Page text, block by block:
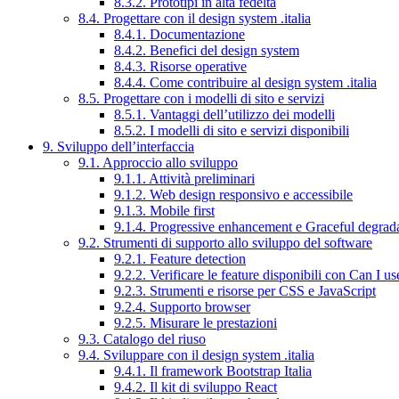
8.4. Progettare con il design system .italia
8.4.1. Documentazione
8.4.2. Benefici del design system
8.4.3. Risorse operative
8.4.4. Come contribuire al design system .italia
8.5. Progettare con i modelli di sito e servizi
8.5.1. Vantaggi dell’utilizzo dei modelli
8.5.2. I modelli di sito e servizi disponibili
9. Sviluppo dell’interfaccia
9.1. Approccio allo sviluppo
9.1.1. Attività preliminari
9.1.2. Web design responsivo e accessibile
9.1.3. Mobile first
9.1.4. Progressive enhancement e Graceful
9.2. Strumenti di supporto allo sviluppo del software
9.2.1. Feature detection
9.2.2. Verificare le feature disponibili con Can I
9.2.3. Strumenti e risorse per CSS e JavaScript
9.2.4. Supporto browser
9.2.5. Misurare le prestazioni
9.3. Catalogo del riuso
9.4. Sviluppare con il design system .italia
9.4.1. Il framework Bootstrap Italia
9.4.2. Il kit di sviluppo React